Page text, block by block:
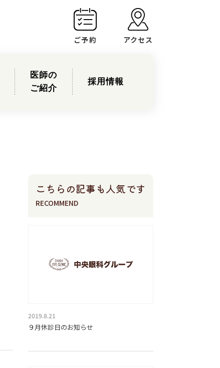
ご予約 アクセス
医師の
ご紹介
採用情報
こちらの記事も人気です
RECOMMEND
2019.8.21
９月休診日のお知らせ